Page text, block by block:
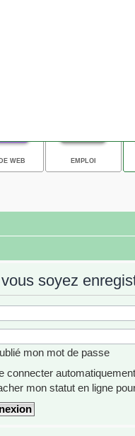
WEB EMPLOI
soyez
mon mot de passe
connecter
mon statut en ligne